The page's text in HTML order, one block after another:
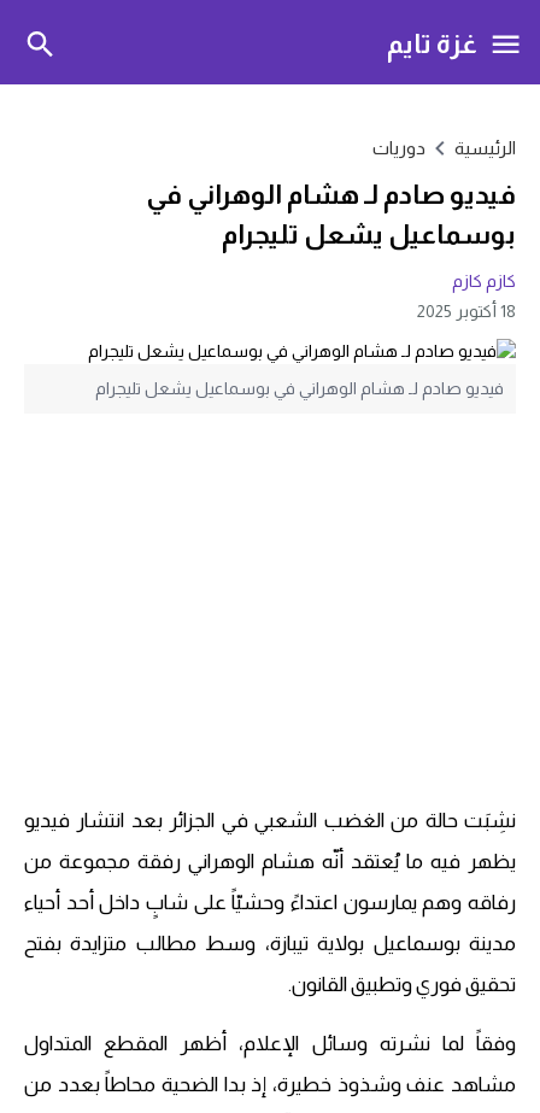
غزة تايم
الرئيسية دوريات
فيديو صادم لـ هشام الوهراني في
بوسماعيل يشعل تليجرام
كازم كازم
18 أكتوبر 2025
فيديو صادم لـ هشام الوهراني في بوسماعيل يشعل تليجرام
نشِبَت حالة من الغضب الشعبي في الجزائر بعد انتشار فيديو
يظهر فيه ما يُعتقد أنّه ­هشام الوهراني رفقة مجموعة من
رفاقه وهم يمارسون اعتداءً وحشيّاً على شابٍ داخل أحد أحياء
مدينة ‎بوسماعيل بولاية ‎تيبازة، وسط مطالب متزايدة بفتح
تحقيق فوري وتطبيق القانون.
وفقاً لما نشرته وسائل الإعلام، أظهر المقطع المتداول
مشاهد عنف وشذوذ خطيرة، إذ بدا الضحية محاطاً بعدد من